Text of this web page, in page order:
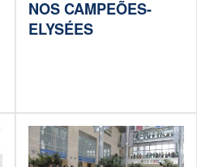
NOS CAMPEÕES-
ELYSÉES